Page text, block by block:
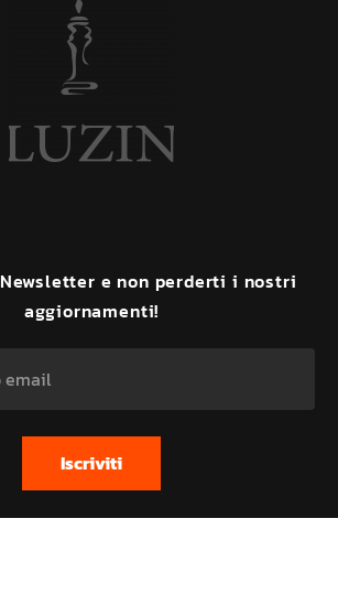
Newsletter e non perderti i nostri
aggiornamenti!